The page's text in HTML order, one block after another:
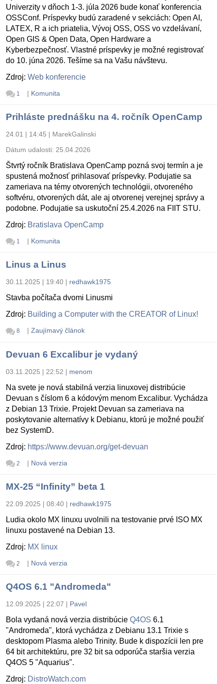
Univerzity v dňoch 1-3. júla 2026 bude konať konferencia
OSSConf. Príspevky budú zaradené v sekciách: Open AI,
LATEX, R a ich priatelia, Vývoj OSS, OSS vo vzdelávaní,
Open GIS & Open Data, Open Hardware a
Kyberbezpečnosť. Vlastné príspevky je možné registrovať
do 10. júna 2026. Tešíme sa na Vašu návštevu.
Zdroj: Web konferencie
1 | Komunita
Prihláste prednášku na 4. ročník OpenCamp
24.01 | 14:45 | MarekGalinski
Dátum udalosti: 25.04.2026
Štvrtý ročník Bratislava OpenCamp pozná svoj termín a je
spustená možnosť prihlasovať príspevky. Podujatie sa
zameriava na témy otvorených technológii, otvoreného
softvéru, otvorených dát, ale aj otvorenej verejnej správy a
podobne. Podujatie sa uskutoční 25.4.2026 na FIIT STU.
Zdroj: Bratislava OpenCamp
1 | Komunita
Linus a Linus
30.11.2025 | 19:40 | redhawk1975
Stavba počítača dvomi Linusmi
Zdroj: Building a Computer with the CREATOR of Linux!
8 | Zaujímavý článok
Devuan 6 Excalibur je vydaný
03.11.2025 | 22:52 | menom
Na svete je nová stabilná verzia linuxovej distribúcie
Devuan s číslom 6 a kódovým menom Excalibur. Vychádza
z Debian 13 Trixie. Projekt Devuan sa zameriava na
poskytovanie alternatívy k Debianu, ktorú je možné použiť
bez SystemD.
Zdroj: https://www.devuan.org/get-devuan
2 | Nová verzia
MX-25 “Infinity” beta 1
22.09.2025 | 08:40 | redhawk1975
Ludia okolo MX linuxu uvolnili na testovanie prvé ISO MX
linuxu postavené na Debian 13.
Zdroj: MX linux
2 | Nová verzia
Q4OS 6.1 "Andromeda"
12.09.2025 | 22:07 | Pavel
Bola vydaná nová verzia distribúcie Q4OS 6.1
"Andromeda", ktorá vychádza z Debianu 13.1 Trixie s
desktopom Plasma alebo Trinity. Bude k dispozícii len pre
64 bit architektúru, pre 32 bit sa odporúča staršia verzia
Q4OS 5 "Aquarius".
Zdroj: DistroWatch.com